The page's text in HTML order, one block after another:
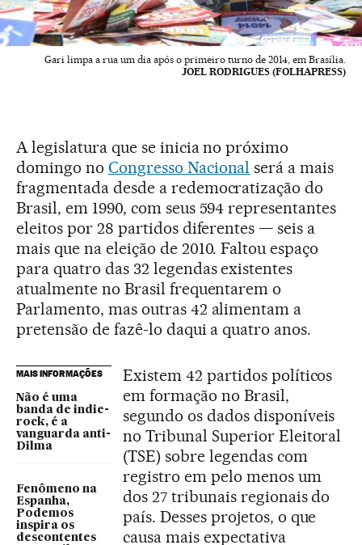
Gari limpa a rua um dia após o primeiro turno de 2014, em Brasília.
JOEL RODRIGUES (FOLHAPRESS)
A legislatura que se inicia no próximo
domingo no Congresso Nacional será a mais
fragmentada desde a redemocratização do
Brasil, em 1990, com seus 594 representantes
eleitos por 28 partidos diferentes — seis a
mais que na eleição de 2010. Faltou espaço
para quatro das 32 legendas existentes
atualmente no Brasil frequentarem o
Parlamento, mas outras 42 alimentam a
pretensão de fazê-lo daqui a quatro anos.
MAIS INFORMAÇÕES
Não é uma
banda de indie-
rock, é a
vanguarda anti-
Dilma
Fenômeno na
Espanha,
Podemos
inspira os
descontentes
Existem 42 partidos políticos
em formação no Brasil,
segundo os dados disponíveis
no Tribunal Superior Eleitoral
(TSE) sobre legendas com
registro em pelo menos um
dos 27 tribunais regionais do
país. Desses projetos, o que
causa mais expectativa